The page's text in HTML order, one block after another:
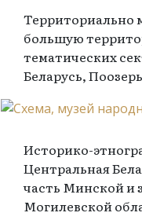
Территориально
большую
тематических
Беларусь,
Историко-
Центральная
часть Минской и
Могилевской